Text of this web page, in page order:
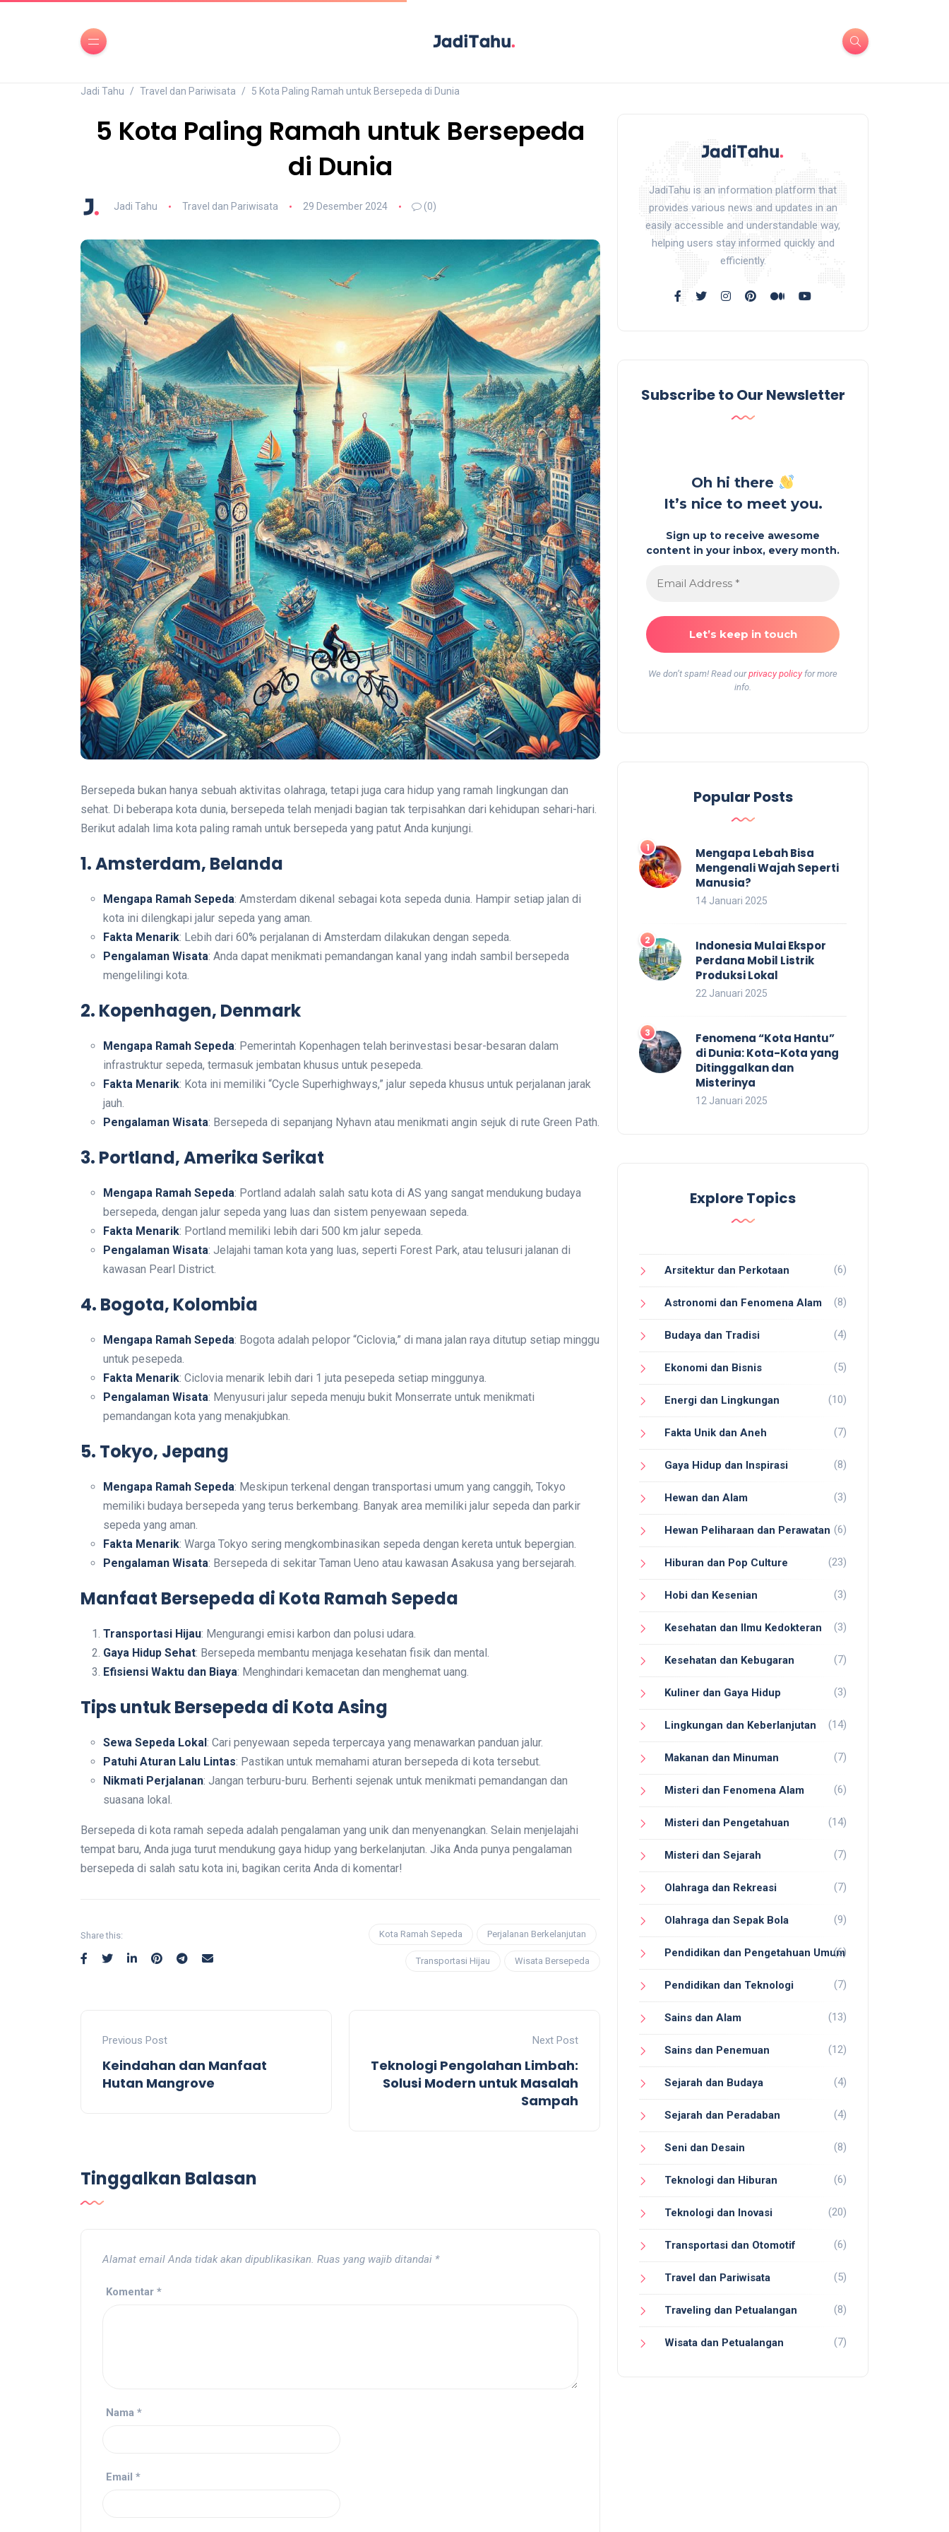
Jadi Tahu Travel dan Pariwisata 5 Kota Paling Ramah untuk Bersepeda di Dunia
5 Kota Paling Ramah untuk Bersepeda
di Dunia
Jadi Tahu Travel dan Pariwisata 29 Desember 2024 (0)
Bersepeda bukan hanya sebuah aktivitas olahraga, tetapi juga cara hidup yang ramah lingkungan dan
sehat. Di beberapa kota dunia, bersepeda telah menjadi bagian tak terpisahkan dari kehidupan sehari-hari.
Berikut adalah lima kota paling ramah untuk bersepeda yang patut Anda kunjungi.
1. Amsterdam, Belanda
Mengapa Ramah Sepeda: Amsterdam dikenal sebagai kota sepeda dunia. Hampir setiap jalan di
kota ini dilengkapi jalur sepeda yang aman.
Fakta Menarik: Lebih dari 60% perjalanan di Amsterdam dilakukan dengan sepeda.
Pengalaman Wisata: Anda dapat menikmati pemandangan kanal yang indah sambil bersepeda
mengelilingi kota.
2. Kopenhagen, Denmark
Mengapa Ramah Sepeda: Pemerintah Kopenhagen telah berinvestasi besar-besaran dalam
infrastruktur sepeda, termasuk jembatan khusus untuk pesepeda.
Fakta Menarik: Kota ini memiliki “Cycle Superhighways,” jalur sepeda khusus untuk perjalanan jarak
jauh.
Pengalaman Wisata: Bersepeda di sepanjang Nyhavn atau menikmati angin sejuk di rute Green Path.
3. Portland, Amerika Serikat
Mengapa Ramah Sepeda: Portland adalah salah satu kota di AS yang sangat mendukung budaya
bersepeda, dengan jalur sepeda yang luas dan sistem penyewaan sepeda.
Fakta Menarik: Portland memiliki lebih dari 500 km jalur sepeda.
Pengalaman Wisata: Jelajahi taman kota yang luas, seperti Forest Park, atau telusuri jalanan di
kawasan Pearl District.
4. Bogota, Kolombia
Mengapa Ramah Sepeda: Bogota adalah pelopor “Ciclovia,” di mana jalan raya ditutup setiap minggu
untuk pesepeda.
Fakta Menarik: Ciclovia menarik lebih dari 1 juta pesepeda setiap minggunya.
Pengalaman Wisata: Menyusuri jalur sepeda menuju bukit Monserrate untuk menikmati
pemandangan kota yang menakjubkan.
5. Tokyo, Jepang
Mengapa Ramah Sepeda: Meskipun terkenal dengan transportasi umum yang canggih, Tokyo
memiliki budaya bersepeda yang terus berkembang. Banyak area memiliki jalur sepeda dan parkir
sepeda yang aman.
Fakta Menarik: Warga Tokyo sering mengkombinasikan sepeda dengan kereta untuk bepergian.
Pengalaman Wisata: Bersepeda di sekitar Taman Ueno atau kawasan Asakusa yang bersejarah.
Manfaat Bersepeda di Kota Ramah Sepeda
Transportasi Hijau: Mengurangi emisi karbon dan polusi udara.
Gaya Hidup Sehat: Bersepeda membantu menjaga kesehatan fisik dan mental.
Efisiensi Waktu dan Biaya: Menghindari kemacetan dan menghemat uang.
Tips untuk Bersepeda di Kota Asing
Sewa Sepeda Lokal: Cari penyewaan sepeda terpercaya yang menawarkan panduan jalur.
Patuhi Aturan Lalu Lintas: Pastikan untuk memahami aturan bersepeda di kota tersebut.
Nikmati Perjalanan: Jangan terburu-buru. Berhenti sejenak untuk menikmati pemandangan dan
suasana lokal.
Bersepeda di kota ramah sepeda adalah pengalaman yang unik dan menyenangkan. Selain menjelajahi
tempat baru, Anda juga turut mendukung gaya hidup yang berkelanjutan. Jika Anda punya pengalaman
bersepeda di salah satu kota ini, bagikan cerita Anda di komentar!
Share this: Kota Ramah Sepeda Perjalanan Berkelanjutan
Transportasi Hijau Wisata Bersepeda
Previous Post
Keindahan dan Manfaat
Hutan Mangrove
Next Post
Teknologi Pengolahan Limbah:
Solusi Modern untuk Masalah
Sampah
Tinggalkan Balasan
Alamat email Anda tidak akan dipublikasikan. Ruas yang wajib ditandai *
Komentar *
Nama *
Email *
JadiTahu is an information platform that
provides various news and updates in an
easily accessible and understandable way,
helping users stay informed quickly and
efficiently.
Subscribe to Our Newsletter
Oh hi there
It’s nice to meet you.
Sign up to receive awesome
content in your inbox, every month.
We don’t spam! Read ourprivacy policyfor more
info.
Popular Posts
Mengapa Lebah Bisa
Mengenali Wajah Seperti
Manusia?
14 Januari 2025
Indonesia Mulai Ekspor
Perdana Mobil Listrik
Produksi Lokal
22 Januari 2025
Fenomena “Kota Hantu”
di Dunia: Kota-Kota yang
Ditinggalkan dan
Misterinya
12 Januari 2025
Explore Topics
Arsitektur dan Perkotaan (6)
Astronomi dan Fenomena Alam (8)
Budaya dan Tradisi (4)
Ekonomi dan Bisnis (5)
Energi dan Lingkungan (10)
Fakta Unik dan Aneh (7)
Gaya Hidup dan Inspirasi (8)
Hewan dan Alam (3)
Hewan Peliharaan dan Perawatan (6)
Hiburan dan Pop Culture (23)
Hobi dan Kesenian (3)
Kesehatan dan Ilmu Kedokteran (3)
Kesehatan dan Kebugaran (7)
Kuliner dan Gaya Hidup (3)
Lingkungan dan Keberlanjutan (14)
Makanan dan Minuman (7)
Misteri dan Fenomena Alam (6)
Misteri dan Pengetahuan (14)
Misteri dan Sejarah (7)
Olahraga dan Rekreasi (7)
Olahraga dan Sepak Bola (9)
Pendidikan dan Pengetahuan Umum
(6)
Pendidikan dan Teknologi (7)
Sains dan Alam (13)
Sains dan Penemuan (12)
Sejarah dan Budaya (4)
Sejarah dan Peradaban (4)
Seni dan Desain (8)
Teknologi dan Hiburan (6)
Teknologi dan Inovasi (20)
Transportasi dan Otomotif (6)
Travel dan Pariwisata (5)
Traveling dan Petualangan (8)
Wisata dan Petualangan (7)